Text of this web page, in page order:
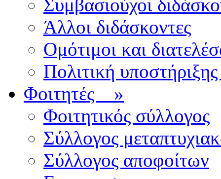
Συμβασιούχοι
Άλλοι διδάσκοντες
Ομότιμοι και
Πολιτική
Φοιτητές »
Φοιτητικός σύλλογος
Σύλλογος
Σύλλογος αποφοίτων